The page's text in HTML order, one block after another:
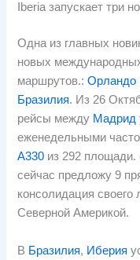
Iberia запускает три
Одна из главных
новых
маршрутов.:Орландо
Бразилия. Из 26
рейсы между Мадрид
еженедельными
А330 из 292
сейчас предложу 9
консолидация
Северной Америкой.
В Бразилия, Иберия